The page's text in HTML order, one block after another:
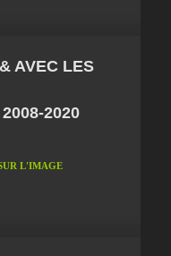
AVEC LES
2020
L'IMAGE